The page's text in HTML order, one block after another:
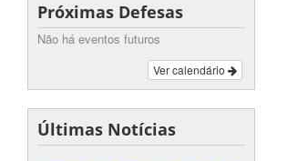
Próximas Defesas
Não há eventos futuros
Ver calendário
Últimas Notícias